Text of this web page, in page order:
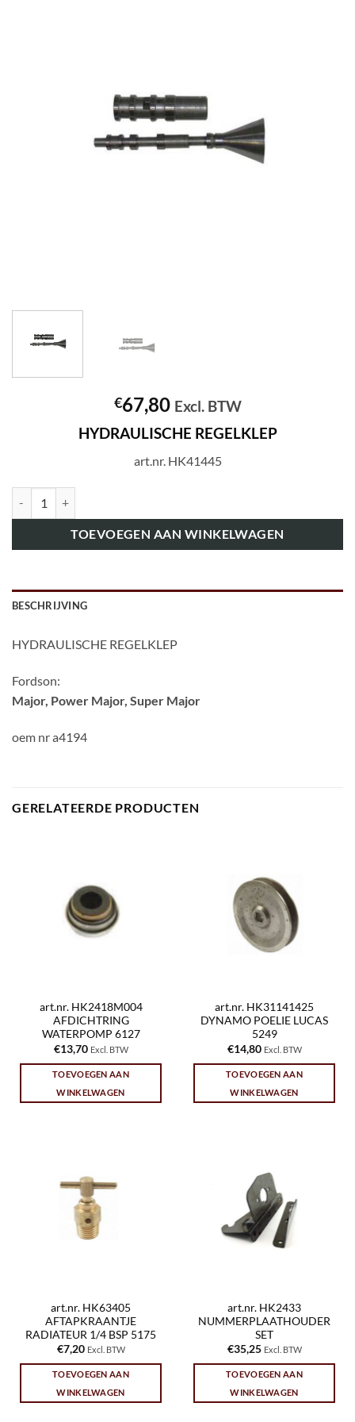
€67,80 Excl. BTW
HYDRAULISCHE REGELKLEP
art.nr. HK41445
TOEVOEGEN AAN WINKELWAGEN
BESCHRIJVING
HYDRAULISCHE REGELKLEP
Fordson:
Major, Power Major, Super Major
oem nr a4194
GERELATEERDE PRODUCTEN
art.nr. HK2418M004
AFDICHTRING
WATERPOMP 6127
€13,70 Excl. BTW
TOEVOEGEN AAN
WINKELWAGEN
art.nr. HK31141425
DYNAMO POELIE LUCAS
5249
€14,80 Excl. BTW
TOEVOEGEN AAN
WINKELWAGEN
art.nr. HK63405
AFTAPKRAANTJE
RADIATEUR 1/4 BSP 5175
€7,20 Excl. BTW
TOEVOEGEN AAN
WINKELWAGEN
art.nr. HK2433
NUMMERPLAATHOUDER
SET
€35,25 Excl. BTW
TOEVOEGEN AAN
WINKELWAGEN